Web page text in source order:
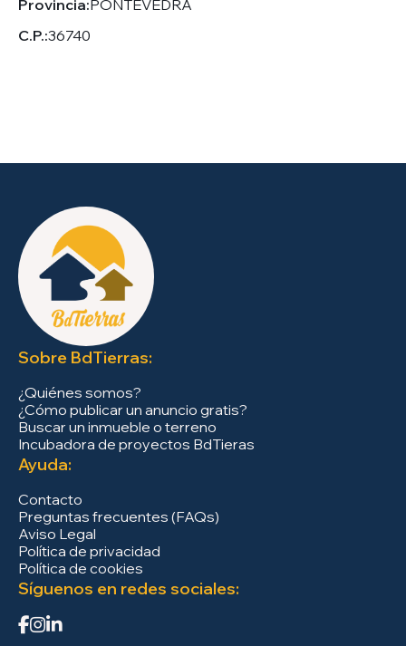
Provincia:PONTEVEDRA
C.P.:36740
Sobre BdTierras:
¿Quiénes somos?
¿Cómo publicar un anuncio gratis?
Buscar un inmueble o terreno
Incubadora de proyectos BdTieras
Ayuda:
Contacto
Preguntas frecuentes (FAQs)
Aviso Legal
Política de privacidad
Política de cookies
Síguenos en redes sociales: